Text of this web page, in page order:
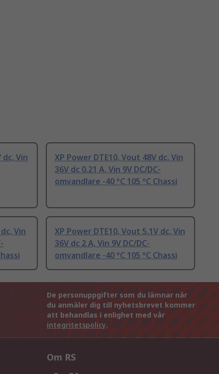
dc, Vin
XP Power DTE10, Vout 48V dc, Vin
36V dc 0.21 A, Vin 9V DC/DC-
omvandlare -40 °C 105 °C Chassi
Vin
XP Power DTE10, Vout 5.1V dc, Vin
36V dc 2 A, Vin 9V DC/DC-
omvandlare -40 °C 105 °C Chassi
De personuppgifter som du lämnar när
du anmäler dig till nyhetsbrevet kommer
att behandlas i enlighet med vår
integritetspolicy.
Om RS